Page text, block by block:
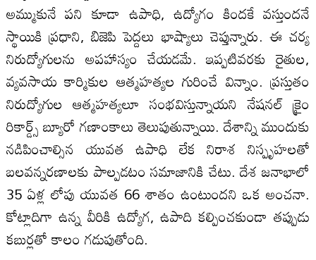
అమ్ముకునే పని కూడా ఉపాధి, ఉద్యోగం కిందకే వస్తుందనే
స్థాయికి ప్రధాని, బిజెపి పెద్దలు భాష్యాలు చెప్తున్నారు. ఈ చర్య
నిరుద్యోగులను అపహాస్యం చేయడమే. ఇప్పటివరకు రైతుల,
వ్యవసాయ కార్మికుల ఆత్మహత్యల గురించే విన్నాం. ప్రస్తుతం
నిరుద్యోగుల ఆత్మహత్యలూ సంభవిస్తున్నాయని నేషనల్‌ క్రైం
రికార్డ్స్‌ బ్యూరో గణాంకాలు తెలుపుతున్నాయి. దేశాన్ని ముందుకు
నడిపించాల్సిన యువత ఉపాధి లేక నిరాశ నిస్పృహలతో
బలవన్నరణాలకు పాల్పడటం సమాజానికి చేటు. దేశ జనాభాలో
35 ఏళ్ల లోపు యువత 66 శాతం ఉంటుందని ఒక అంచనా.
కోట్లాదిగా ఉన్న వీరికి ఉద్యోగ, ఉపాది కల్పించకుండా తప్పుడు
కబుర్లతో కాలం గడుపుతోంది.